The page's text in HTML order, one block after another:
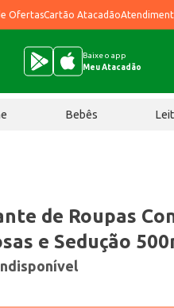
OfertasCartão Atacadão
Baixe o app
Meu Atacadão
Bebês
de Roupas
e Sedução